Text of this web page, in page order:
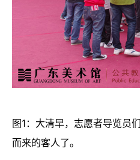
图1：大清早，志愿者导览员
而来的客人了。